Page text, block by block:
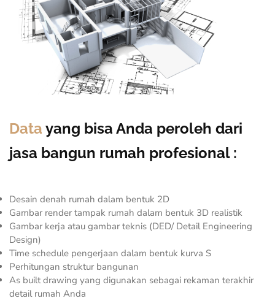
Data yang bisa Anda peroleh dari
jasa bangun rumah profesional :
Desain denah rumah dalam bentuk 2D
Gambar render tampak rumah dalam bentuk 3D realistik
Gambar kerja atau gambar teknis (DED/ Detail Engineering
Design)
Time schedule pengerjaan dalam bentuk kurva S
Perhitungan struktur bangunan
As built drawing yang digunakan sebagai rekaman terakhir
detail rumah Anda